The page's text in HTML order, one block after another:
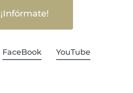
¡Infórmate!
FaceBook YouTube